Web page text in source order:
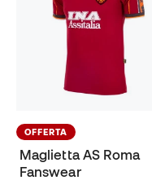
OFFERTA
Maglietta AS Roma
Fanswear